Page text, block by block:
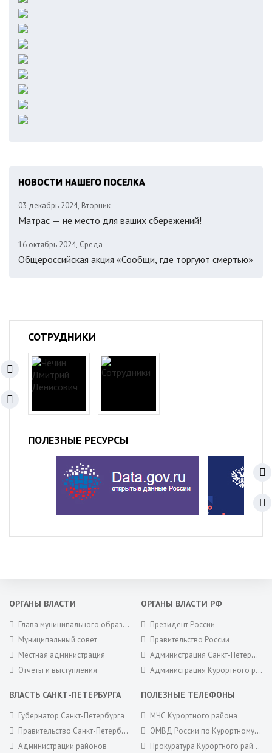
НОВОСТИ НАШЕГО ПОСЕЛКА
03 декабрь 2024, Вторник
Матрас — не место для ваших сбережений!
16 октябрь 2024, Среда
Общероссийская акция «Сообщи, где торгуют смертью»
СОТРУДНИКИ
ПОЛЕЗНЫЕ РЕСУРСЫ
ОРГАНЫ ВЛАСТИ
Глава муниципального образования
Муниципальный совет
Местная администрация
Отчеты и выступления
ОРГАНЫ ВЛАСТИ РФ
Президент России
Правительство России
Администрация Санкт-Петербурга
Администрация Курортного района Санкт-Петербурга
ВЛАСТЬ САНКТ-ПЕТЕРБУРГА
Губернатор Санкт-Петербурга
Правительство Санкт-Петербурга
Администрации районов
ПОЛЕЗНЫЕ ТЕЛЕФОНЫ
МЧС Курортного района
ОМВД России по Курортному району
Прокуратура Курортного района